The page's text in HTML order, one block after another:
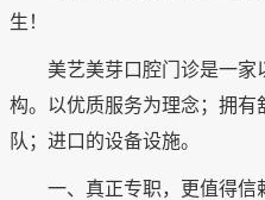
生！
美艺美芽口腔门诊是一
构。以优质服务为理念；拥
队；进口的设备设施。
一、真正专职，更值得信